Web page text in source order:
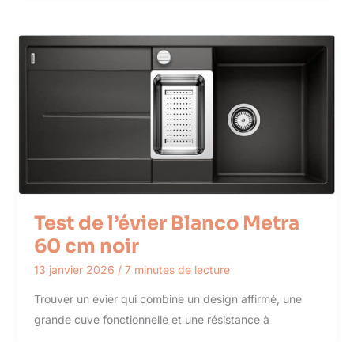
Test de l’évier Blanco Metra
60 cm noir
13 janvier 2026 / 7 minutes de lecture
Trouver un évier qui combine un design affirmé, une
grande cuve fonctionnelle et une résistance à